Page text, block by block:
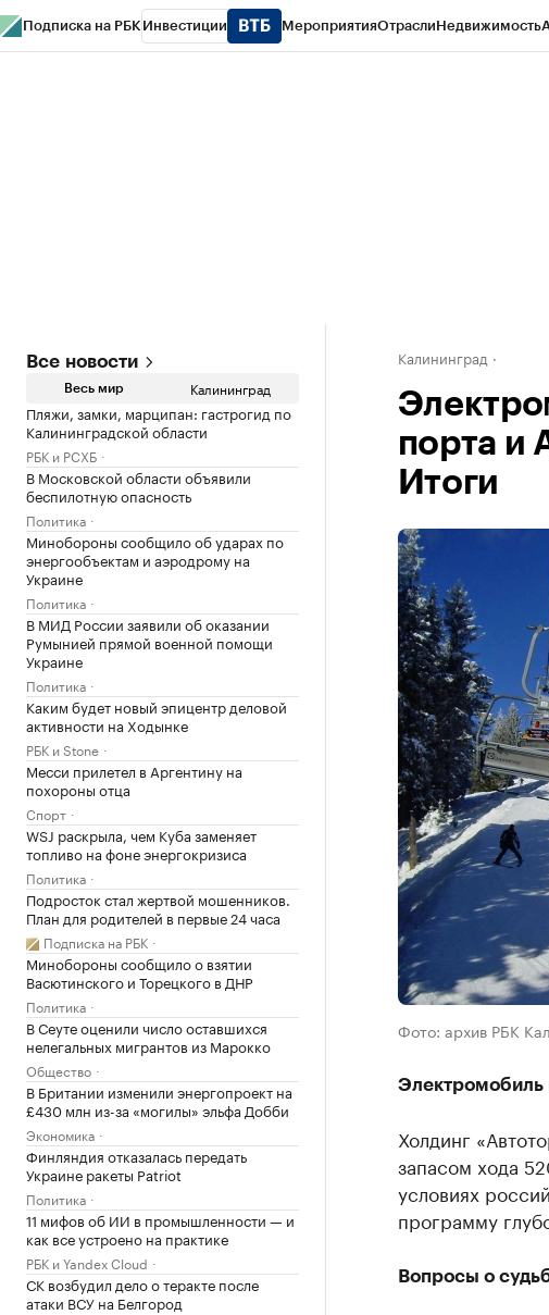
Подписка на РБК Инвестиции МероприятияОтраслиНедвижимость
Все новости
Весь мир Калининград
Пляжи, замки, марципан: гастрогид по
Калининградской области
РБК и РСХБ
В Московской области объявили
беспилотную опасность
Политика
Минобороны сообщило об ударах по
энергообъектам и аэродрому на
Украине
Политика
В МИД России заявили об оказании
Румынией прямой военной помощи
Украине
Политика
Каким будет новый эпицентр деловой
активности на Ходынке
РБК и Stone
Месси прилетел в Аргентину на
похороны отца
Спорт
WSJ раскрыла, чем Куба заменяет
топливо на фоне энергокризиса
Политика
Подросток стал жертвой мошенников.
План для родителей в первые 24 часа
Подписка на РБК
Минобороны сообщило о взятии
Васютинского и Торецкого в ДНР
Политика
В Сеуте оценили число оставшихся
нелегальных мигрантов из Марокко
Общество
В Британии изменили энергопроект на
£430 млн из-за «могилы» эльфа Добби
Экономика
Финляндия отказалась передать
Украине ракеты Patriot
Политика
11 мифов об ИИ в промышленности — и
как все устроено на практике
РБК и Yandex Cloud
СК возбудил дело о теракте после
атаки ВСУ на Белгород
Калининград
порта и
Итоги
Фото: архив РБК
Электромобиль
Холдинг
запасом хода
условиях
программу
Вопросы о